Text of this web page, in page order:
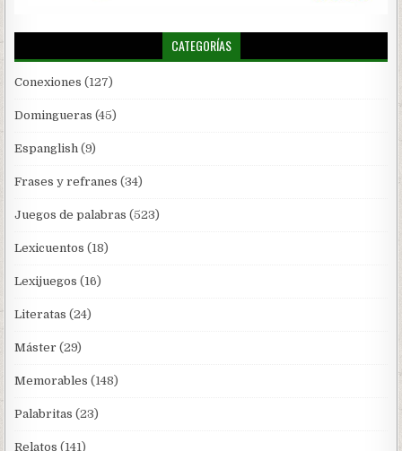
CATEGORÍAS
Conexiones (127)
Domingueras (45)
Espanglish (9)
Frases y refranes (34)
Juegos de palabras (523)
Lexicuentos (18)
Lexijuegos (16)
Literatas (24)
Máster (29)
Memorables (148)
Palabritas (23)
Relatos (141)